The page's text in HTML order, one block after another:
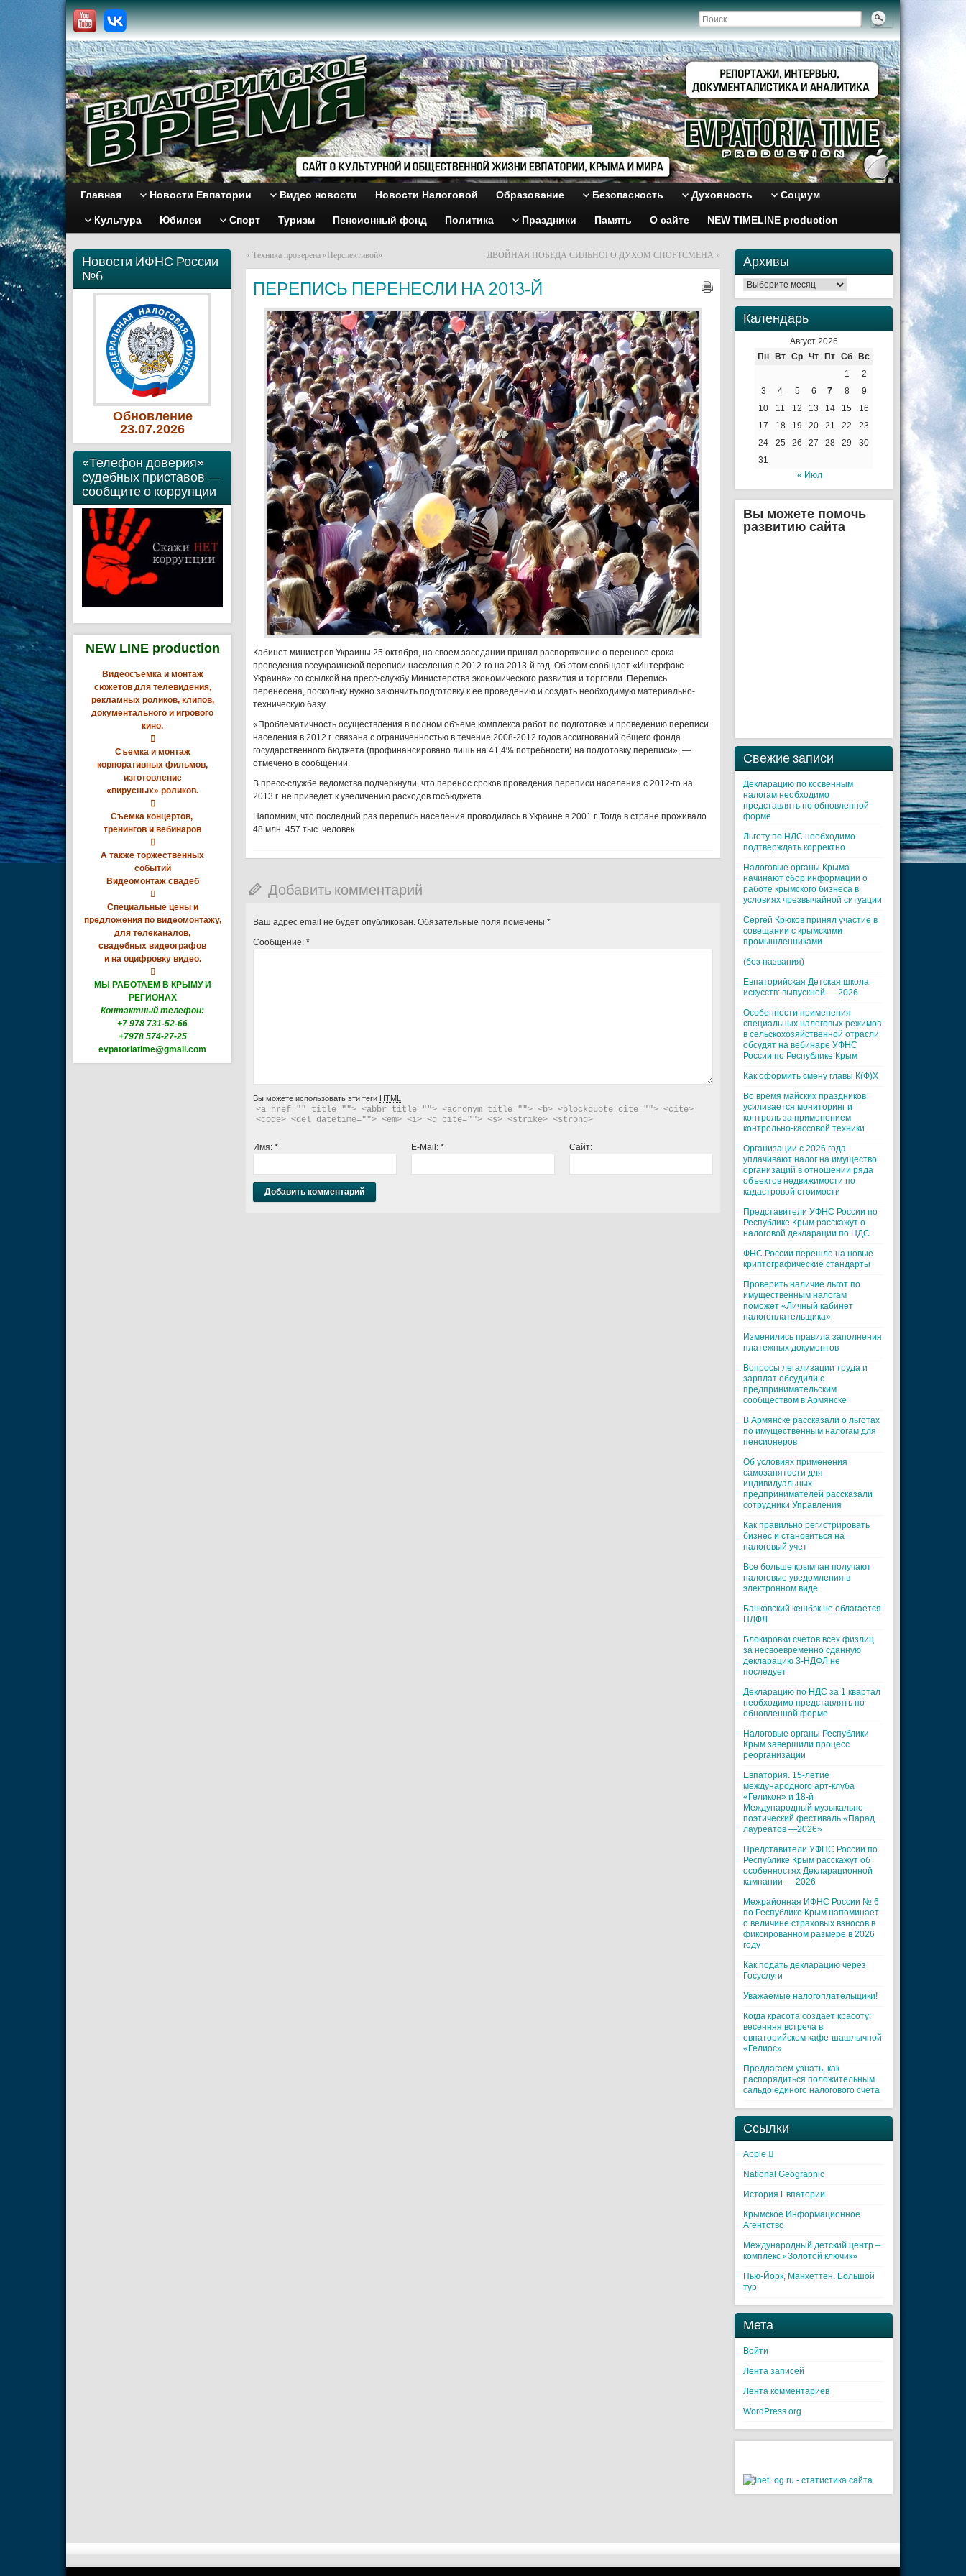
Главная Новости Евпатории Видео новости Новости Налоговой Образование Безопасность Духовность Социум
Культура Юбилеи Спорт Туризм Пенсионный фонд Политика Праздники Память О сайте NEW TIMELINE production
Новости ИФНС России
№6
Обновление
23.07.2026
«Телефон доверия»
судебных приставов —
сообщите о коррупции
NEW LINE production
Видеосъемка и монтаж
сюжетов для телевидения,
рекламных роликов, клипов,
документального и игрового
кино.

Съемка и монтаж
корпоративных фильмов,
изготовление
«вирусных» роликов.

Съемка концертов,
тренингов и вебинаров

А также торжественных
событий
Видеомонтаж свадеб

Специальные цены и
предложения по видеомонтажу,
для телеканалов,
свадебных видеографов
и на оцифровку видео.

МЫ РАБОТАЕМ В КРЫМУ И
РЕГИОНАХ
Контактный телефон:
+7 978 731-52-66
+7978 574-27-25
evpatoriatime@gmail.com
« Техника проверена «Перспективой» ДВОЙНАЯ ПОБЕДА СИЛЬНОГО ДУХОМ СПОРТСМЕНА »
ПЕРЕПИСЬ ПЕРЕНЕСЛИ НА 2013-Й
Кабинет министров Украины 25 октября, на своем заседании принял распоряжение о переносе срока
проведения всеукраинской переписи населения с 2012-го на 2013-й год. Об этом сообщает «Интерфакс-
Украина» со ссылкой на пресс-службу Министерства экономического развития и торговли. Перепись
перенесена, поскольку нужно закончить подготовку к ее проведению и создать необходимую материально-
техническую базу.
«Проблематичность осуществления в полном объеме комплекса работ по подготовке и проведению переписи
населения в 2012 г. связана с ограниченностью в течение 2008-2012 годов ассигнований общего фонда
государственного бюджета (профинансировано лишь на 41,4% потребности) на подготовку переписи», —
отмечено в сообщении.
В пресс-службе ведомства подчеркнули, что перенос сроков проведения переписи населения с 2012-го на
2013 г. не приведет к увеличению расходов госбюджета.
Напомним, что последний раз перепись населения проводилась в Украине в 2001 г. Тогда в стране проживало
48 млн. 457 тыс. человек.
Добавить комментарий
Ваш адрес email не будет опубликован. Обязательные поля помечены *
Сообщение: *
Вы можете использовать эти теги HTML :
<a href="" title=""> <abbr title=""> <acronym title=""> <b> <blockquote cite=""> <cite>
<code> <del datetime=""> <em> <i> <q cite=""> <s> <strike> <strong>
Имя: * E-Mail: * Сайт:
Архивы
Архивы
Календарь
Август 2026
Пн
Вт Ср Чт Пт Сб
Вс
1
2
3
4 5 6 7 8
9
10
11 12 13 14 15
16
17
18 19 20 21 22
23
24
25 26 27 28 29
30
31
« Июл
Вы можете помочь
развитию сайта
Свежие записи
Декларацию по косвенным
налогам необходимо
представлять по обновленной
форме
Льготу по НДС необходимо
подтверждать корректно
Налоговые органы Крыма
начинают сбор информации о
работе крымского бизнеса в
условиях чрезвычайной ситуации
Cергей Крюков принял участие в
совещании с крымскими
промышленниками
(без названия)
Евпаторийская Детская школа
искусств: выпускной — 2026
Особенности применения
специальных налоговых режимов
в сельскохозяйственной отрасли
обсудят на вебинаре УФНС
России по Республике Крым
Как оформить смену главы К(Ф)Х
Во время майских праздников
усиливается мониторинг и
контроль за применением
контрольно-кассовой техники
Организации с 2026 года
уплачивают налог на имущество
организаций в отношении ряда
объектов недвижимости по
кадастровой стоимости
Представители УФНС России по
Республике Крым расскажут о
налоговой декларации по НДС
ФНС России перешло на новые
криптографические стандарты
Проверить наличие льгот по
имущественным налогам
поможет «Личный кабинет
налогоплательщика»
Изменились правила заполнения
платежных документов
Вопросы легализации труда и
зарплат обсудили с
предпринимательским
сообществом в Армянске
В Армянске рассказали о льготах
по имущественным налогам для
пенсионеров
Об условиях применения
самозанятости для
индивидуальных
предпринимателей рассказали
сотрудники Управления
Как правильно регистрировать
бизнес и становиться на
налоговый учет
Все больше крымчан получают
налоговые уведомления в
электронном виде
Банковский кешбэк не облагается
НДФЛ
Блокировки счетов всех физлиц
за несвоевременно сданную
декларацию 3-НДФЛ не
последует
Декларацию по НДС за 1 квартал
необходимо представлять по
обновленной форме
Налоговые органы Республики
Крым завершили процесс
реорганизации
Евпатория. 15-летие
международного арт-клуба
«Геликон» и 18-й
Международный музыкально-
поэтический фестиваль «Парад
лауреатов —2026»
Представители УФНС России по
Республике Крым расскажут об
особенностях Декларационной
кампании — 2026
Межрайонная ИФНС России № 6
по Республике Крым напоминает
о величине страховых взносов в
фиксированном размере в 2026
году
Как подать декларацию через
Госуслуги
Уважаемые налогоплательщики!
Когда красота создает красоту:
весенняя встреча в
евпаторийском кафе-шашлычной
«Гелиос»
Предлагаем узнать, как
распорядиться положительным
сальдо единого налогового счета
Ссылки
Apple 
National Geographic
История Евпатории
Крымское Информационное
Агентство
Международный детский центр –
комплекс «Золотой ключик»
Нью-Йорк, Манхеттен. Большой
тур
Мета
Войти
Лента записей
Лента комментариев
WordPress.org